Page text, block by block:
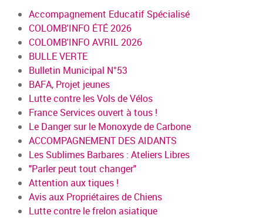
Accompagnement Educatif Spécialisé
COLOMB'INFO ÉTÉ 2026
COLOMB'INFO AVRIL 2026
BULLE VERTE
Bulletin Municipal N°53
BAFA, Projet jeunes
Lutte contre les Vols de Vélos
France Services ouvert à tous !
Le Danger sur le Monoxyde de Carbone
ACCOMPAGNEMENT DES AIDANTS
Les Sublimes Barbares : Ateliers Libres
"Parler peut tout changer"
Attention aux tiques !
Avis aux Propriétaires de Chiens
Lutte contre le frelon asiatique